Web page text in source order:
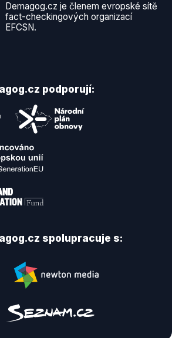
Demagog.cz je členem evropské sítě
fact-checkingových organizací
EFCSN.
podporují:
spolupracuje s: